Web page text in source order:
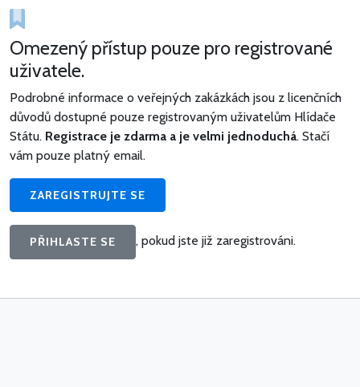
Omezený přístup pouze pro registrované
uživatele.
Podrobné informace o veřejných zakázkách jsou z licenčních
důvodů dostupné pouze registrovaným uživatelům Hlídače
Státu. Registrace je zdarma a je velmi jednoduchá. Stačí
vám pouze platný email.
ZAREGISTRUJTE SE
PŘIHLASTE SE , pokud jste již zaregistrováni.